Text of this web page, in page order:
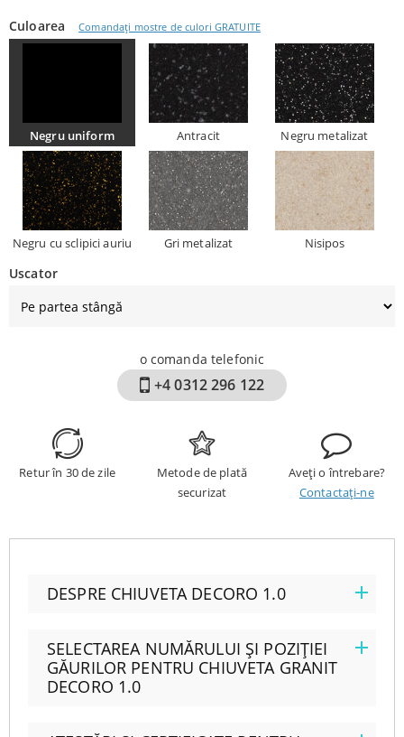
Culoarea Comandați mostre de culori GRATUITE
Negru uniform Antracit Negru metalizat
Negru cu sclipici auriu Gri metalizat Nisipos
Uscator
o comanda telefonic
+4 0312 296 122
Retur în 30 de zile
Metode de plată
securizat
Aveți o întrebare?
Contactați-ne
DESPRE CHIUVETA DECORO 1.0
SELECTAREA NUMĂRULUI ȘI POZIȚIEI
GĂURILOR PENTRU CHIUVETA GRANIT
DECORO 1.0